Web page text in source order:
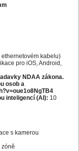
kabelu)
pro iOS, Android,
NDAA zákona.
osob a
inteligencí (AI): 10
s kamerou